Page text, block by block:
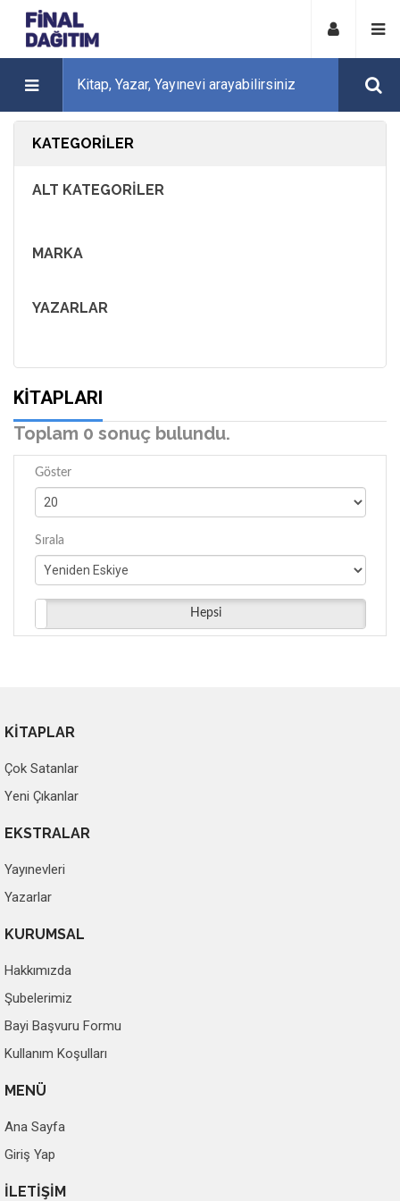
KATEGORILER
ALT KATEGORILER
MARKA
YAZARLAR
KITAPLARI
Toplam 0 sonuç bulundu.
Göster
Sırala
Hepsi
KİTAPLAR
Çok Satanlar
Yeni Çıkanlar
EKSTRALAR
Yayınevleri
Yazarlar
KURUMSAL
Hakkımızda
Şubelerimiz
Bayi Başvuru Formu
Kullanım Koşulları
MENÜ
Ana Sayfa
Giriş Yap
İLETİŞİM